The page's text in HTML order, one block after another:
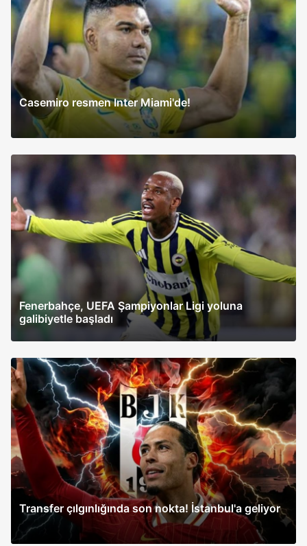
Casemiro resmen Inter Miami'de!
Fenerbahçe, UEFA Şampiyonlar Ligi yoluna
galibiyetle başladı
Transfer çılgınlığında son nokta! İstanbul'a geliyor